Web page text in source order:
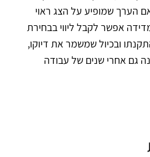
הערך שמופיע על הצג ראוי
אפשר לקבל ליווי בבחירת
ובכיול שמשמר את דיוקו,
גם אחרי שנים של עבודה